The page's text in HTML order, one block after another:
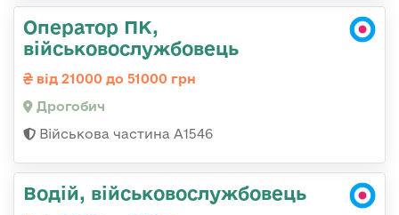
Оператор ПК,
військовослужбовець
від 21000 до 51000 грн
Дрогобич
Військова частина А1546
Водій, військовослужбовець